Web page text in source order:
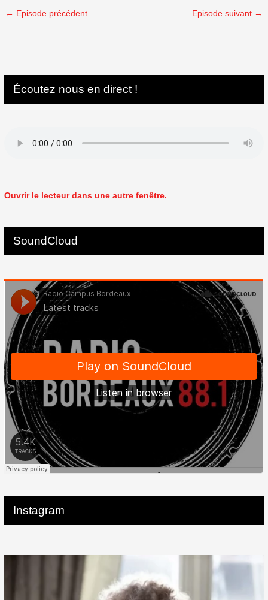
← Episode précédent Episode suivant →
Écoutez nous en direct !
Ouvrir le lecteur dans une autre fenêtre.
SoundCloud
Instagram